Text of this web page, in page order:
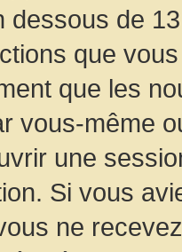
dessous de
que
que les
vous-même
une
Si vous
ne